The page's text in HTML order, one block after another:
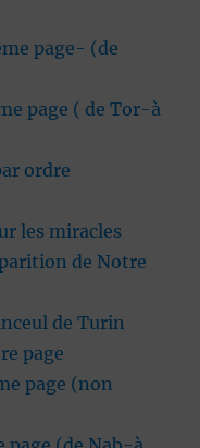
page- (de
page ( de Tor-à
ordre
les miracles
de Notre
de Turin
page
page (non